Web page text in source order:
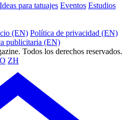
Ideas para tatuajes Eventos Estudios
(EN) Política de privacidad (EN)
publicitaria (EN)
Todos los derechos reservados.
ZH